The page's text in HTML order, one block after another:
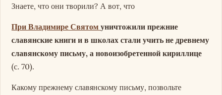
Знаете, что они творили? А вот, что
При Владимире Святомуничтожили прежние
славянские книги и в школах стали учить не древнему
славянскому письму, а новоизобретенной кириллице
(с. 70).
Какому прежнему славянскому письму, позвольте